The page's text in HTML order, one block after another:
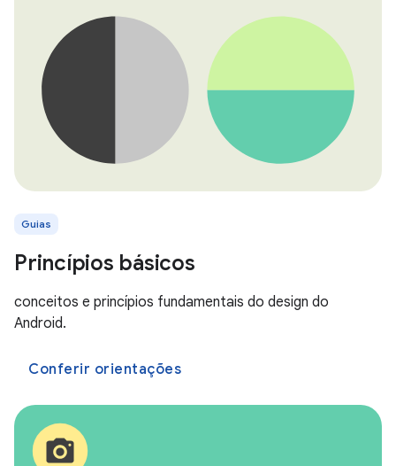
Guias
Princípios básicos
conceitos e princípios fundamentais do design do
Android.
Conferir orientações